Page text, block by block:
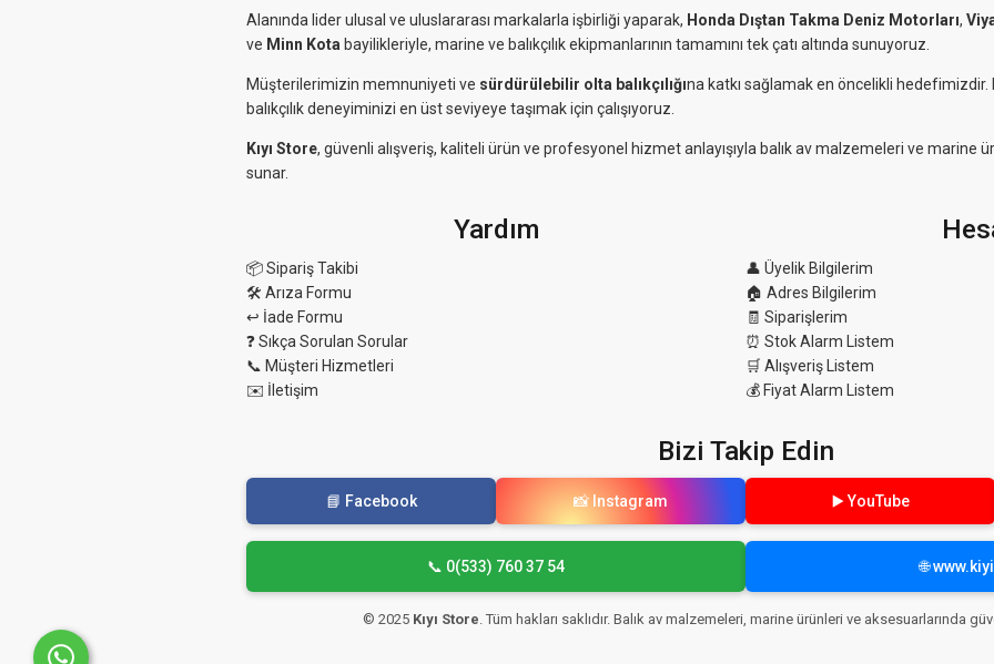
Alanında lider ulusal ve uluslararası markalarla işbirliği yaparak, Honda Dıştan Takma Deniz Motorları,
ve Minn Kota bayilikleriyle, marine ve balıkçılık ekipmanlarının tamamını tek çatı altında sunuyoruz.
Müşterilerimizin memnuniyeti ve sürdürülebilir olta balıkçılığına katkı sağlamak en öncelikli hedefimizdir.
balıkçılık deneyiminizi en üst seviyeye taşımak için çalışıyoruz.
Kıyı Store, güvenli alışveriş, kaliteli ürün ve profesyonel hizmet anlayışıyla balık av malzemeleri ve marine
sunar.
Yardım
📦 Sipariş Takibi
🛠 Arıza Formu
↩️ İade Formu
❓ Sıkça Sorulan Sorular
📞 Müşteri Hizmetleri
✉️ İletişim
👤 Üyelik Bilgilerim
🏠 Adres Bilgilerim
🧾 Siparişlerim
⏰ Stok Alarm Listem
🛒 Alışveriş Listem
💰 Fiyat Alarm Listem
Bizi Takip Edin
📘 Facebook 📸 Instagram ▶️ YouTube
📞 0(533) 760 37 54 🌐
© 2025 Kıyı Store. Tüm hakları saklıdır. Balık av malzemeleri, marine ürünleri ve aksesuarlarında